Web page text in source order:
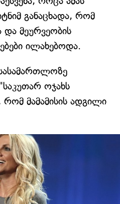
განაცხადა, რომ
მეურვეობის
ილახებოდა.
ოჯახს
მამამისის ადგილი